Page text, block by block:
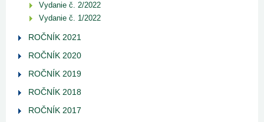
Vydanie č. 2/2022
Vydanie č. 1/2022
ROČNÍK 2021
ROČNÍK 2020
ROČNÍK 2019
ROČNÍK 2018
ROČNÍK 2017